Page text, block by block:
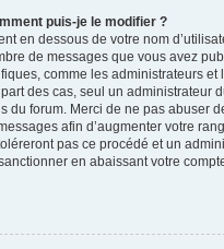
puis-je le modifier ?
en dessous de votre nom
de messages que vous avez
comme les administrateurs et
des cas, seul un administrateur
du forum. Merci de ne pas abuser
afin d’augmenter votre
pas ce procédé et un
en abaissant votre